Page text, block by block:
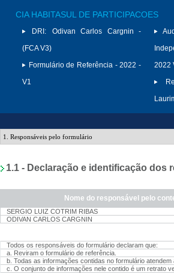
CIA HABITASUL DE PARTICIPACOES
DRI:
Odivan Carlos Cargnin -
(FCA V3)
Formulário de Referência - 2022 -
V1
2022